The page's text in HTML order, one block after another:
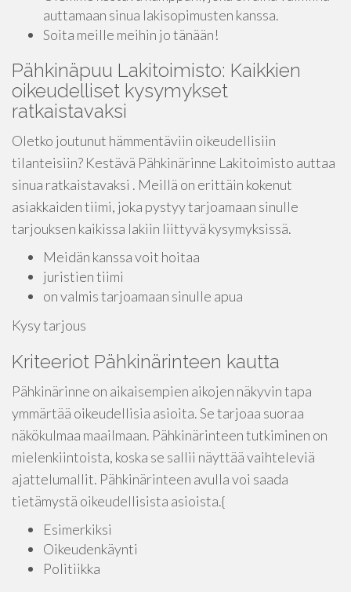
auttamaan sinua lakisopimusten kanssa.
Soita meille meihin jo tänään!
Pähkinäpuu Lakitoimisto: Kaikkien
oikeudelliset kysymykset
ratkaistavaksi
Oletko joutunut hämmentäviin oikeudellisiin
tilanteisiin? Kestävä Pähkinärinne Lakitoimisto auttaa
sinua ratkaistavaksi . Meillä on erittäin kokenut
asiakkaiden tiimi, joka pystyy tarjoamaan sinulle
tarjouksen kaikissa lakiin liittyvä kysymyksissä.
Meidän kanssa voit hoitaa
juristien tiimi
on valmis tarjoamaan sinulle apua
Kysy tarjous
Kriteeriot Pähkinärinteen kautta
Pähkinärinne on aikaisempien aikojen näkyvin tapa
ymmärtää oikeudellisia asioita. Se tarjoaa suoraa
näkökulmaa maailmaan. Pähkinärinteen tutkiminen on
mielenkiintoista, koska se sallii näyttää vaihteleviä
ajattelumallit. Pähkinärinteen avulla voi saada
tietämystä oikeudellisista asioista.{
Esimerkiksi
Oikeudenkäynti
Politiikka